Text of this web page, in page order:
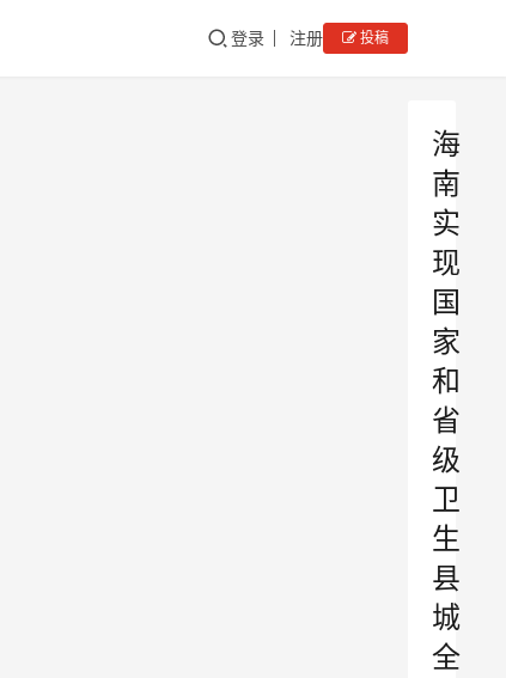
登录 注册 投稿
海
南
实
现
国
家
和
省
级
卫
生
县
城
全